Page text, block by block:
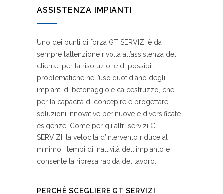
ASSISTENZA IMPIANTI
Uno dei punti di forza GT SERVIZI è da
sempre l’attenzione rivolta all’assistenza del
cliente: per la risoluzione di possibili
problematiche nell’uso quotidiano degli
impianti di betonaggio e calcestruzzo, che
per la capacità di concepire e progettare
soluzioni innovative per nuove e diversificate
esigenze. Come per gli altri servizi GT
SERVIZI, la velocità d’intervento riduce al
minimo i tempi di inattività dell'impianto e
consente la ripresa rapida del lavoro.
PERCHÈ SCEGLIERE GT SERVIZI